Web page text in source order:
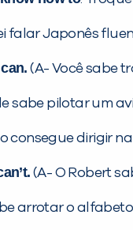
falar Japonês
(A- Você sabe
sabe pilotar um
consegue dirigir na
(A- O Robert
arrotar o